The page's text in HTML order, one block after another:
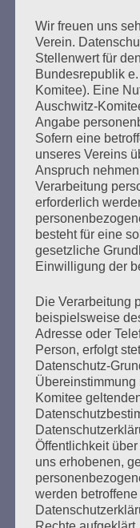
Erstellt am5.
Zur Zeit des
unangepasster und
der
verhaftet und in
Heilanstalten und
2020 wurden sie
anerkannt.
Wir freuen uns
Verein.
Stellenwert für
Bundesrepublik
Komitee). Eine
Auschwitz-
Angabe
Sofern eine
unseres Vereins
Anspruch
Verarbeitung
erforderlich
besteht für eine
gesetzliche
Einwilligung der
Die Verarbeitung
beispielsweise
Adresse oder
Person, erfolgt
Datenschutz-
Übereinstimmung
Komitee
Öffentlichkeit
uns erhobenen,
werden